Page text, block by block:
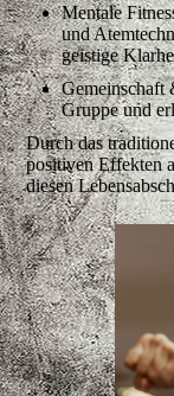
Mentale
und
geistige
Gemeinschaft
Gruppe und
Durch das
positiven Effekten
diesen